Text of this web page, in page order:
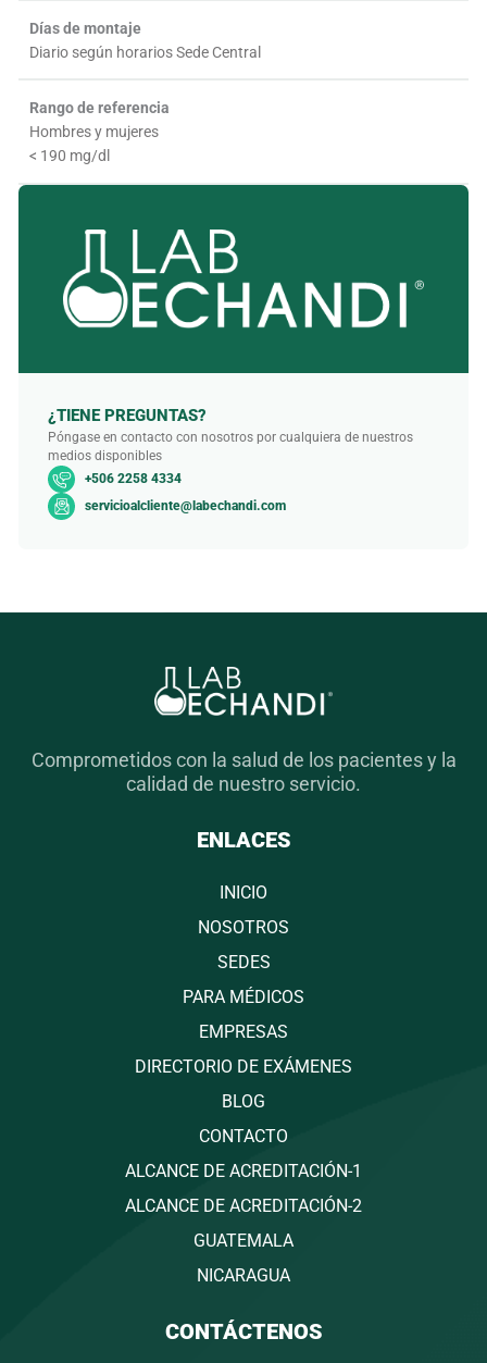
Días de montaje
Diario según horarios Sede Central
Rango de referencia
Hombres y mujeres
< 190 mg/dl
¿TIENE PREGUNTAS?
Póngase en contacto con nosotros por cualquiera de nuestros
medios disponibles
+506 2258 4334
servicioalcliente@labechandi.com
Comprometidos con la salud de los pacientes y la
calidad de nuestro servicio.
ENLACES
INICIO
NOSOTROS
SEDES
PARA MÉDICOS
EMPRESAS
DIRECTORIO DE EXÁMENES
BLOG
CONTACTO
ALCANCE DE ACREDITACIÓN-1
ALCANCE DE ACREDITACIÓN-2
GUATEMALA
NICARAGUA
CONTÁCTENOS